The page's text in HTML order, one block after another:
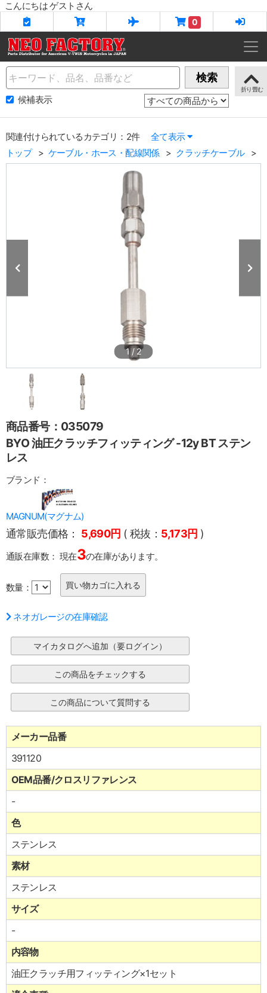
こんにちは ゲストさん
0
Name 検索
候補表示
関連付けられているカテゴリ：2件
全て表示
トップ
ケーブル・ホース・配線関係 クラッチケーブル
1/2
商品番号：035079
BYO 油圧クラッチフィッティング -12y BT ステン
レス
ブランド：
MAGNUM(マグナム)
通常販売価格： 5,690円 ( 税抜： 5,173円 )
通販在庫数： 現在3の在庫があります。
数量：
ネオガレージの在庫確認
メーカー品番
391120
OEM品番/クロスリファレンス
-
色
ステンレス
素材
ステンレス
サイズ
-
内容物
油圧クラッチ用フィッティング×1セット